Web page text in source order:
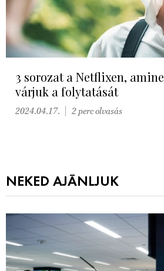
3 sorozat a Netflixen,
várjuk a folytatását
2024.04.17. 2 perc olvasás
NEKED AJÁNLJUK